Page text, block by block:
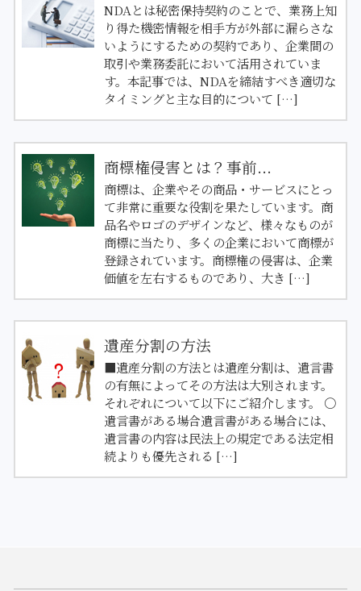
NDAとは秘密保持契約のことで、業務上知
り得た機密情報を相手方が外部に漏らさな
いようにするための契約であり、企業間の
取引や業務委託において活用されていま
す。本記事では、NDAを締結すべき適切な
タイミングと主な目的について […]
商標権侵害とは？事前...
商標は、企業やその商品・サービスにとっ
て非常に重要な役割を果たしています。商
品名やロゴのデザインなど、様々なものが
商標に当たり、多くの企業において商標が
登録されています。商標権の侵害は、企業
価値を左右するものであり、大き […]
遺産分割の方法
■遺産分割の方法とは遺産分割は、遺言書
の有無によってその方法は大別されます。
それぞれについて以下にご紹介します。 〇
遺言書がある場合遺言書がある場合には、
遺言書の内容は民法上の規定である法定相
続よりも優先される […]